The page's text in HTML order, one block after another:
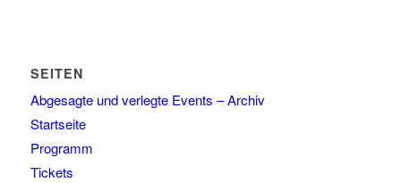
SEITEN
Abgesagte und verlegte Events – Archiv
Startseite
Programm
Tickets